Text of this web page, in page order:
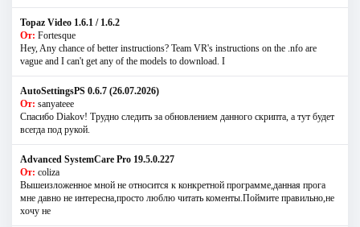
Topaz Video 1.6.1 / 1.6.2
От: Fortesque
Hey, Any chance of better instructions? Team VR's instructions on the .nfo are
vague and I can't get any of the models to download. I
AutoSettingsPS 0.6.7 (26.07.2026)
От: sanyateee
Спасибо Diakov! Трудно следить за обновлением данного скрипта, а тут будет
всегда под рукой.
Advanced SystemCare Pro 19.5.0.227
От: coliza
Вышеизложенное мной не относится к конкретной программе,данная прога
мне давно не интересна,просто люблю читать коменты.Поймите правильно,не
хочу не